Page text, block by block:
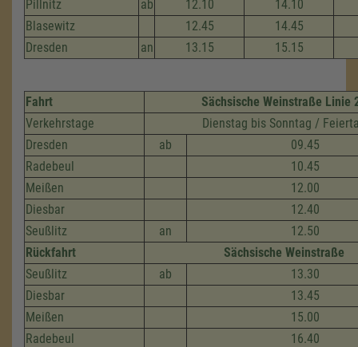
Pillnitz
ab 12.10
14.10
Blasewitz
12.45
14.45
Dresden
an 13.15 15.15
Fahrt
Sächsische Weinstraße Linie
Verkehrstage
Dienstag bis Sonntag /
Dresden
ab
09.45
Radebeul
10.45
Meißen
12.00
Diesbar
12.40
Seußlitz
an
12.50
Rückfahrt
Sächsische Weinstraße
Seußlitz
ab
13.30
Diesbar
13.45
Meißen
15.00
Radebeul
16.40